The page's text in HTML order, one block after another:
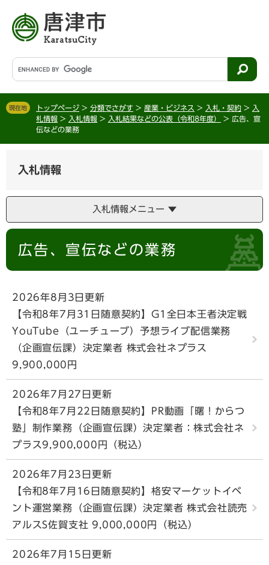
す
。
し
て
へ
G
o
g
l
タ
ム
現在地 トップページ > 分類でさがす > 産業・ビジネス > 入札・契約 > 入
札情報 > 入札情報 > 入札結果などの公表（令和8年度） > 広告、宣
伝などの業務
入札情報
入札情報メニュー
本
広告、宣伝などの業務
2026年8月3日更新
【令和8年7月31日随意契約】G1全日本王者決定戦
YouTube（ユーチューブ）予想ライブ配信業務
（企画宣伝課）決定業者 株式会社ネプラス
9,900,000円
2026年7月27日更新
【令和8年7月22日随意契約】PR動画「曙！からつ
塾」制作業務（企画宣伝課）決定業者：株式会社ネ
プラス9,900,000円（税込）
2026年7月23日更新
【令和8年7月16日随意契約】格安マーケットイベ
ント運営業務（企画宣伝課）決定業者 株式会社読売
アルスS佐賀支社 9,000,000円（税込）
2026年7月15日更新